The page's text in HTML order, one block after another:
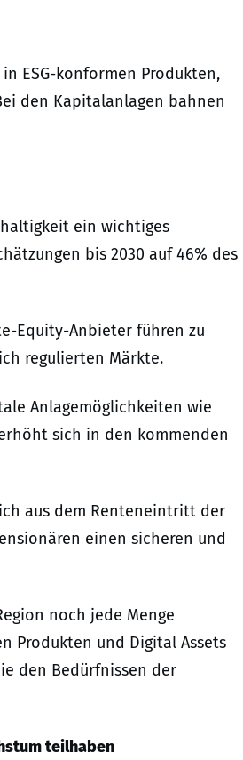
ESG-konformen Produkten,
den Kapitalanlagen bahnen
ein wichtiges
bis 2030 auf 46% des
Equity-Anbieter führen zu
regulierten Märkte.
Anlagemöglichkeiten wie
sich in den kommenden
aus dem Renteneintritt der
einen sicheren und
noch jede Menge
Produkten und Digital Assets
den Bedürfnissen der
teilhaben